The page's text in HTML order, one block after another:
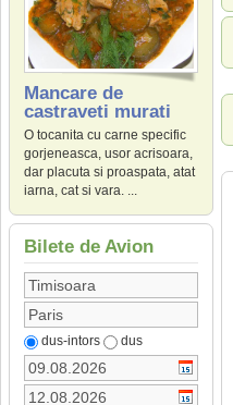
Mancare de
castraveti murati
O tocanita cu carne specific
gorjeneasca, usor acrisoara,
dar placuta si proaspata, atat
iarna, cat si vara. ...
Bilete de Avion
dus-intors dus